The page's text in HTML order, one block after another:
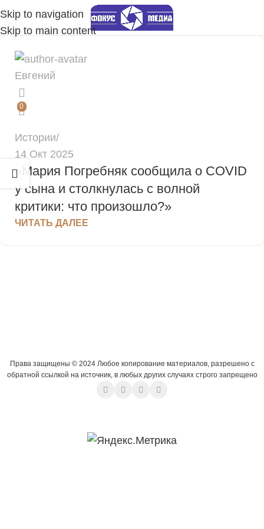
Skip to navigation
Skip to main content
Евгений
0
Истории
14 Окт 2025
«Мария Погребняк сообщила о COVID
у сына и столкнулась с волной
критики: что произошло?»
ЧИТАТЬ ДАЛЕЕ
Права защищены © 2024 Любое копирование материалов, разрешено с
обратной ссылкой на источник, в любых других случаях строго запрещено